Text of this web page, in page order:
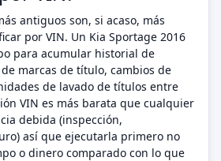
antiguos son, si acaso, más
por VIN. Un Kia Sportage 2016
para acumular historial de
marcas de título, cambios de
de lavado de títulos entre
VIN es más barata que cualquier
debida (inspección,
así que ejecutarla primero no
o dinero comparado con lo que